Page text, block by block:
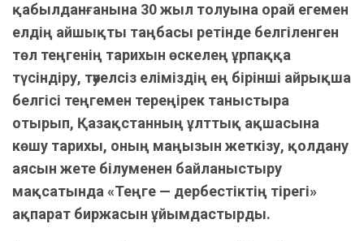
қабылданғанына 30 жыл толуына орай егемен
елдің айшықты таңбасы ретінде белгіленген
төл теңгенің тарихын өскелең ұрпаққа
түсіндіру, тәуелсіз еліміздің ең бірінші айрықша
белгісі теңгемен тереңірек таныстыра
отырып, Қазақстанның ұлттық ақшасына
көшу тарихы, оның маңызын жеткізу, қолдану
аясын жете білуменен байланыстыру
мақсатында «Теңге — дербестіктің тірегі»
ақпарат биржасын ұйымдастырды.